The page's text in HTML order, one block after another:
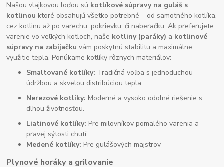
Našou vlajkovou loďou sú kotlíkové súpravy na guláš s
kotlinou ktoré obsahujú všetko potrebné – od samotného kotlíka,
cez kotlinu až po varechu, pokrievku, či naberačku. Ak preferujete
varenie vo veľkých kotloch, naše kotliny (paráky) a kotlinové
súpravy na zabíjačku vám poskytnú stabilitu a maximálne
využitie tepla. Ponúkame kotlíky rôznych materiálov:
Smaltované kotlíky: Tradičná voľba s jednoduchou
údržbou a skvelou distribúciou tepla.
Nerezové kotlíky: Moderné a vysoko odolné riešenie s
dlhou životnosťou.
Liatinové kotlíky: Pre milovníkov pomalého varenia a
pravej sýtosti chutí.
Medené kotlíky: Pre gulášových majstrov
Plynové horáky a grilovanie